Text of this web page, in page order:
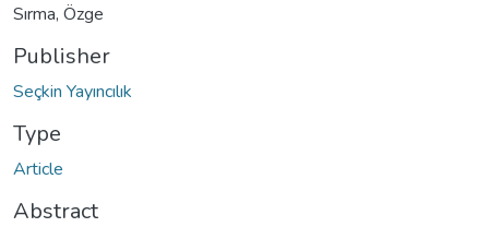
Sırma, Özge
Publisher
Seçkin Yayıncılık
Type
Article
Abstract